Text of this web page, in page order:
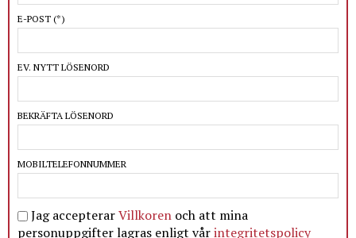
E-POST (*)
EV. NYTT LÖSENORD
BEKRÄFTA LÖSENORD
MOBILTELEFONNUMMER
Jag accepterarVillkoren och att mina
personuppgifter lagras enligt vårintegritetspolicy